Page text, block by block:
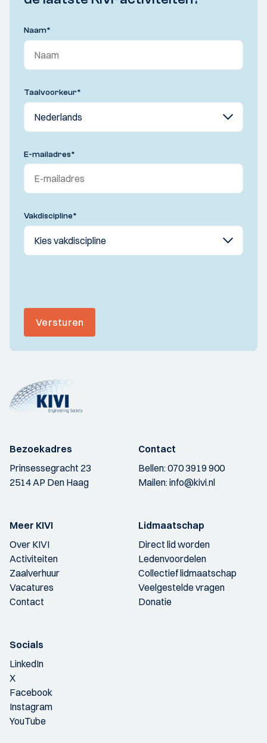
Naam*
Taalvoorkeur*
E-mailadres*
Vakdiscipline*
Versturen
Bezoekadres
Prinsessegracht 23
2514 AP Den Haag
Contact
Bellen:070 3919 900
Mailen:info@kivi.nl
Meer KIVI
Over KIVI
Activiteiten
Zaalverhuur
Vacatures
Contact
Lidmaatschap
Direct lid worden
Ledenvoordelen
Collectief lidmaatschap
Veelgestelde vragen
Donatie
Socials
LinkedIn
X
Facebook
Instagram
YouTube